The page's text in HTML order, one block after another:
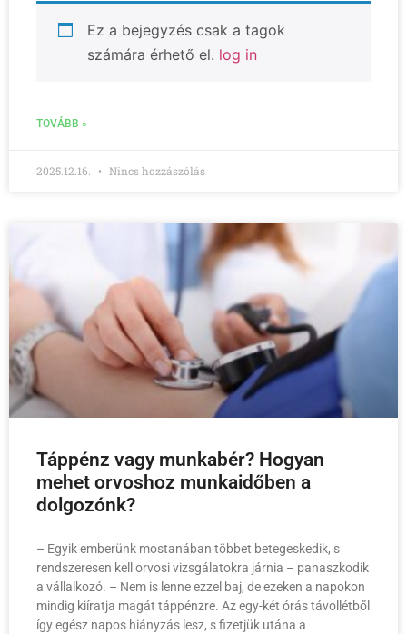
Ez a bejegyzés csak a tagok
számára érhető el. log in
TOVÁBB »
2025.12.16. Nincs hozzászólás
Táppénz vagy munkabér? Hogyan
mehet orvoshoz munkaidőben a
dolgozónk?
– Egyik emberünk mostanában többet betegeskedik, s
rendszeresen kell orvosi vizsgálatokra járnia – panaszkodik
a vállalkozó. – Nem is lenne ezzel baj, de ezeken a napokon
mindig kiíratja magát táppénzre. Az egy-két órás távollétből
így egész napos hiányzás lesz, s fizetjük utána a